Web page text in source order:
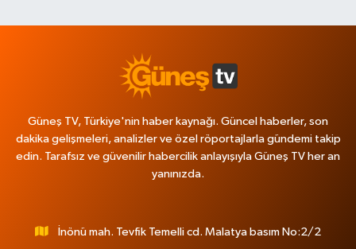
Güneş TV, Türkiye'nin haber kaynağı. Güncel haberler, son
dakika gelişmeleri, analizler ve özel röportajlarla gündemi takip
edin. Tarafsız ve güvenilir habercilik anlayışıyla Güneş TV her an
yanınızda.
İnönü mah. Tevfik Temelli cd. Malatya basım No:2/2